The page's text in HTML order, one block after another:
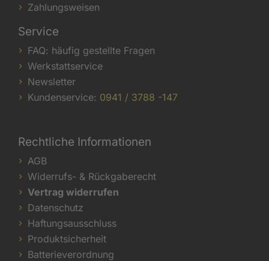
Zahlungsweisen
Service
FAQ: häufig gestellte Fragen
Werkstattservice
Newsletter
Kundenservice: 0941 / 3788 -147
Rechtliche Informationen
AGB
Widerrufs- & Rückgaberecht
Vertrag widerrufen
Datenschutz
Haftungsausschluss
Produktsicherheit
Batterieverordnung